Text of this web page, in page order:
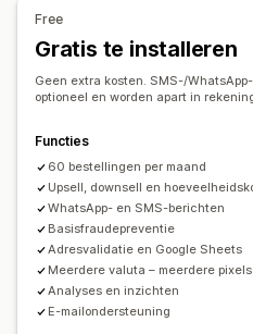
Drag-and-drop-editor
Lettertype en kleur
Ingesloten formulieren
Conversie en upselling
Cross-selling
Kortingen
Upselling in één klik
Pixel-tracking
Aangepaste CSS
Drag-and-drop-editor
Aanbiedingen en aanbevelingen
Gratis verzending
Kwantumkortingen
Analytics
Doorklikpercentages
Funnelprestaties
Free
Gratis te installeren
Geen extra kosten. SMS-/
optioneel en worden apart in
Functies
60 bestellingen per maand
Upsell, downsell en
WhatsApp- en SMS-berichten
Basisfraude­preventie
Adresvalidatie en Google Sheets
Meerdere valuta – meerdere pixels
Analyses en inzichten
E-mailondersteuning